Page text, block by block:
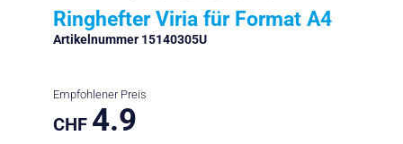
Ringhefter Viria für Format A4
Artikelnummer 15140305U
Empfohlener Preis
CHF 4.9